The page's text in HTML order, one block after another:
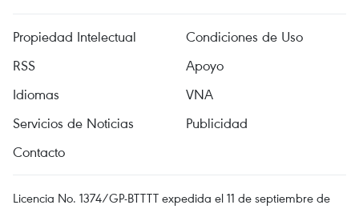
Propiedad Intelectual
Condiciones de Uso
RSS
Apoyo
Idiomas
VNA
Servicios de Noticias
Publicidad
Contacto
Licencia No. 1374/GP-BTTTT expedida el 11 de septiembre de